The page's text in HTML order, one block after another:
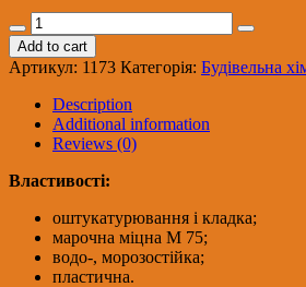
ПОЛІМІН
М-100
Розчин
будівельний
УНІВЕРСАЛ-
МІКС
ПЛЮС
25кг,54
шт
Add to cart
Артикул: 1173 Категорія: Будівельна
Description
Additional information
Reviews (0)
Властивості:
оштукатурювання і кладка;
марочна міцна М 75;
водо-, морозостійка;
пластична.